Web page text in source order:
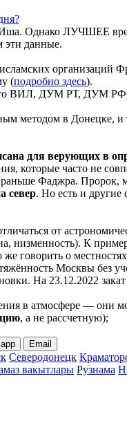
Однако ЛУЧШЕЕ
эти данные.
(подробно здесь).
- это ВИЛ, ДУМ РТ,
методом в Донецке,
для верующих в
которые часто не
Фаджра.
север. Но есть и другие
от
низменность). К
говорить о
Москвы
На 23.12.2022
в атмосфере — они
, а не рассчетную);
Email
Северодонецк
вакытлары Рузнама